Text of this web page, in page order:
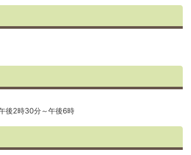
後2時30分～午後6時